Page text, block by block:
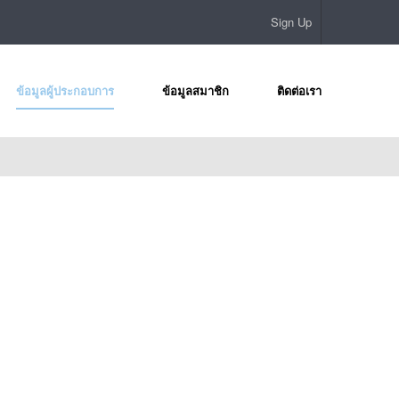
Sign Up
ข้อมูลผู้ประกอบการ ข้อมูลสมาชิก ติดต่อเรา